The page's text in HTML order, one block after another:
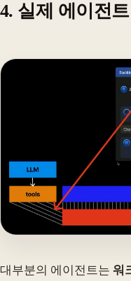
4. 실제 에이전
대부분의 에이전트는 워